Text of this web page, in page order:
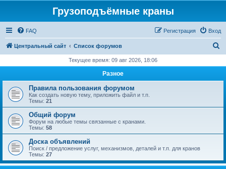
Грузоподъёмные краны
FAQ Вход
Регистрация
Центральный сайт Список форумов
с
Текущее время: 09 авг 2026, 18:06
Разное
Правила пользования форумом
Как создать новую тему, приложить файл и т.п.
Темы: 21
Общий форум
Форум на любые темы связанные с кранами.
Темы: 58
Доска объявлений
Поиск / предложение услуг, механизмов, деталей и т.п. для кранов
Темы: 27